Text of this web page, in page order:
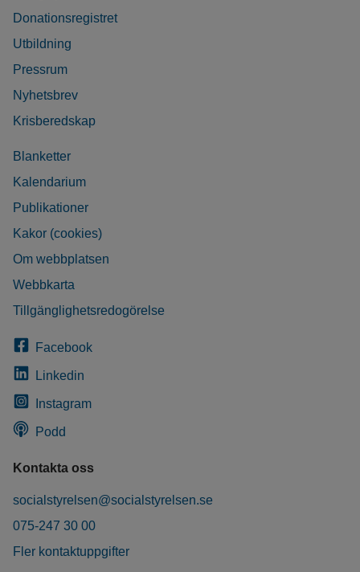
Donationsregistret
Utbildning
Pressrum
Nyhetsbrev
Krisberedskap
Blanketter
Kalendarium
Publikationer
Kakor (cookies)
Om webbplatsen
Webbkarta
Tillgänglighetsredogörelse
Facebook
Linkedin
Instagram
Podd
Kontakta oss
socialstyrelsen@socialstyrelsen.se
075-247 30 00
Fler kontaktuppgifter